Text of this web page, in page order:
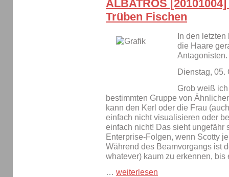
ALBATROS
Trüben Fischen
In den
die Haare
Antagonisten.
Dienstag, 05.
Grob weiß
bestimmten Gruppe von
kann den Kerl oder die Frau
einfach nicht visualisieren oder
einfach nicht! Das sieht ungefähr
Enterprise-Folgen, wenn Scotty
Während des Beamvorgangs ist
whatever) kaum zu erkennen,
… weiterlesen